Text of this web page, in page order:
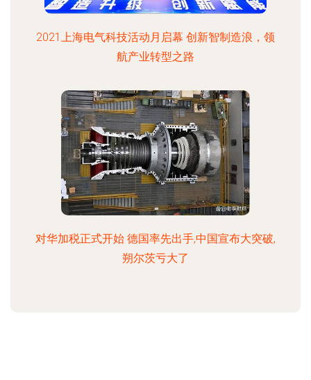
2021上海电气科技活动月启幕 创新智制造浪，领
航产业转型之路
对华加税正式开始 德国率先出手,中国宣布大突破,
朔尔茨亏大了